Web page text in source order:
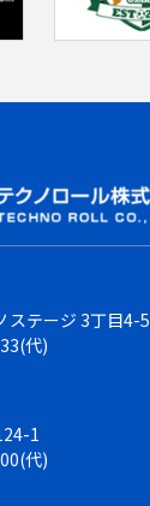
ステージ 3丁目4-5
代)
1
代)